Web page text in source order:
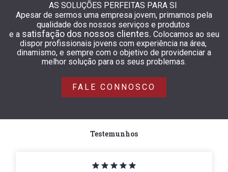
AS SOLUÇÕES PERFEITAS PARA SI
Apesar de sermos uma empresa jovem, primamos pela
qualidade dos nossos serviços e produtos
e a satisfação dos nossos clientes. Colocamos ao seu
dispor profissionais jovens com experiência na área,
dinamismo, e sempre com o objetivo de providenciar a
melhor solução para os seus problemas.
FALE CONNOSCO
Testemunhos